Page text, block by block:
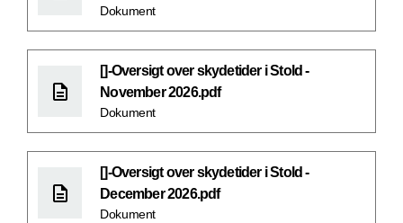
Dokument
[]-Oversigt over skydetider i Stold -
November 2026.pdf
Dokument
[]-Oversigt over skydetider i Stold -
December 2026.pdf
Dokument